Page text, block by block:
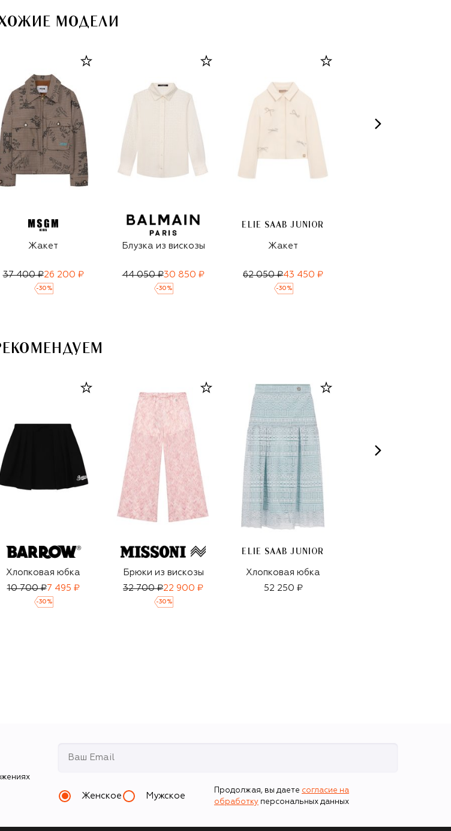
МОДЕЛИ
Жакет
37 400 ₽26 200 ₽
-30 %
Блузка из вискозы
44 050 ₽30 850 ₽
-30 %
ELIE SAAB JUNIOR
Жакет
62 050 ₽43 450 ₽
-30 %
Хлопковая юбка
10 700 ₽7 495 ₽
-30 %
Брюки из вискозы
32 700 ₽22 900 ₽
-30 %
ELIE SAAB JUNIOR
Хлопковая юбка
52 250 ₽
Женское Мужское
Продолжая, вы даете согласие на
обработку персональных данных